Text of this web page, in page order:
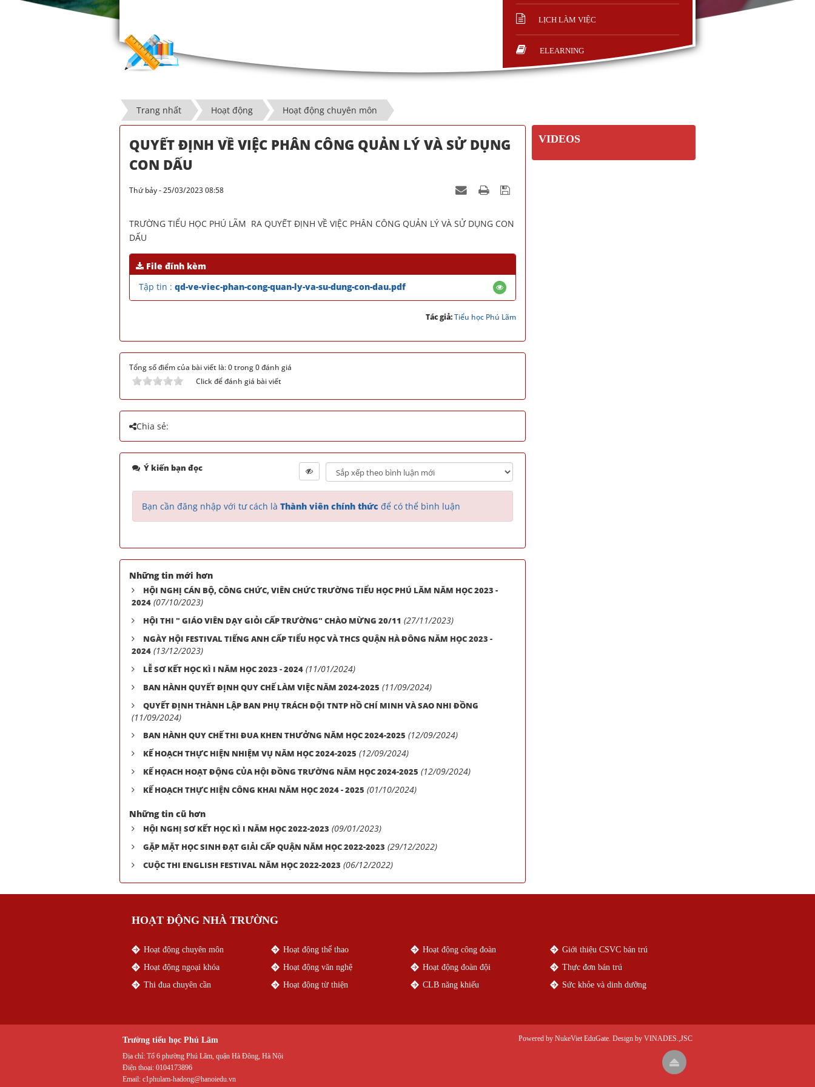
LỊCH LÀM VIỆC
ELEARNING
Trang nhất Hoạt động Hoạt động chuyên môn
QUYẾT ĐỊNH VỀ VIỆC PHÂN CÔNG QUẢN LÝ VÀ SỬ DỤNG
CON DẤU
Thứ bảy - 25/03/2023 08:58
TRƯỜNG TIỂU HỌC PHÚ LÃM RA QUYẾT ĐỊNH VỀ VIỆC PHÂN CÔNG QUẢN LÝ VÀ SỬ DỤNG CON
DẤU
File đính kèm
Tập tin : qd-ve-viec-phan-cong-quan-ly-va-su-dung-con-dau.pdf
Tác giả:Tiểu học Phú Lãm
Tổng số điểm của bài viết là: 0 trong 0 đánh giá
Click để đánh giá bài viết
Chia sẻ:
Ý kiến bạn đọc
Bạn cần đăng nhập với tư cách là Thành viên chính thức để có thể bình luận
Những tin mới hơn
HỘI NGHỊ CÁN BỘ, CÔNG CHỨC, VIÊN CHỨC TRƯỜNG TIỂU HỌC PHÚ LÃM NĂM HỌC 2023 -
2024 (07/10/2023)
HỘI THI " GIÁO VIÊN DẠY GIỎI CẤP TRƯỜNG" CHÀO MỪNG 20/11 (27/11/2023)
NGÀY HỘI FESTIVAL TIẾNG ANH CẤP TIỂU HỌC VÀ THCS QUẬN HÀ ĐÔNG NĂM HỌC 2023 -
2024 (13/12/2023)
LỄ SƠ KẾT HỌC KÌ I NĂM HỌC 2023 - 2024 (11/01/2024)
BAN HÀNH QUYẾT ĐỊNH QUY CHẾ LÀM VIỆC NĂM 2024-2025 (11/09/2024)
QUYẾT ĐỊNH THÀNH LẬP BAN PHỤ TRÁCH ĐỘI TNTP HỒ CHÍ MINH VÀ SAO NHI ĐỒNG
(11/09/2024)
BAN HÀNH QUY CHẾ THI ĐUA KHEN THƯỞNG NĂM HỌC 2024-2025 (12/09/2024)
KẾ HOẠCH THỰC HIỆN NHIỆM VỤ NĂM HỌC 2024-2025 (12/09/2024)
KẾ HỌACH HOẠT ĐỘNG CỦA HỘI ĐỒNG TRƯỜNG NĂM HỌC 2024-2025 (12/09/2024)
KẾ HOẠCH THỰC HIỆN CÔNG KHAI NĂM HỌC 2024 - 2025 (01/10/2024)
Những tin cũ hơn
HỘI NGHỊ SƠ KẾT HỌC KÌ I NĂM HỌC 2022-2023 (09/01/2023)
GẶP MẶT HỌC SINH ĐẠT GIẢI CẤP QUẬN NĂM HỌC 2022-2023 (29/12/2022)
CUỘC THI ENGLISH FESTIVAL NĂM HỌC 2022-2023 (06/12/2022)
VIDEOS
HOẠT ĐỘNG NHÀ TRƯỜNG
Hoạt động chuyên môn
Hoạt động ngoại khóa
Thi đua chuyên cần
Hoạt động thể thao
Hoạt động văn nghệ
Hoạt động từ thiện
Hoạt động công đoàn
Hoạt động đoàn đội
CLB năng khiếu
Giới thiệu CSVC bán trú
Thực đơn bán trú
Sức khỏe và dinh dưỡng
Trường tiểu học Phú Lãm
Địa chỉ: Tổ 6 phường Phú Lãm, quận Hà Đông, Hà Nội
Điện thoại: 0104173896
Email: c1phulam-hadong@hanoiedu.vn
Powered by NukeViet EduGate. Design by VINADES.,JSC